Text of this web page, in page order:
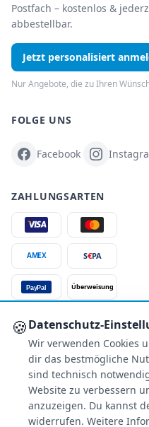
Postfach – kostenlos &
abbestellbar.
Jetzt personalisiert
Nur Angebote, die zu Ihren
FOLGE UNS
Facebook
ZAHLUNGSARTEN
AMEX S€PA
PayPal Überweisung
SERVICE
Über uns
Buchungsinformationen
Bestpreis-Garantie
Kostenloser Rückruf
🍪Datenschutz-
Wir verwenden Cookies
dir das bestmögliche
sind technisch
Website zu verbessern
anzuzeigen. Du kannst
widerrufen. Weitere